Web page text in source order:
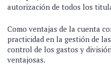
autorización de todos los
Como ventajas de la cuenta
practicidad en la gestión de
control de los gastos y
ventajosas.